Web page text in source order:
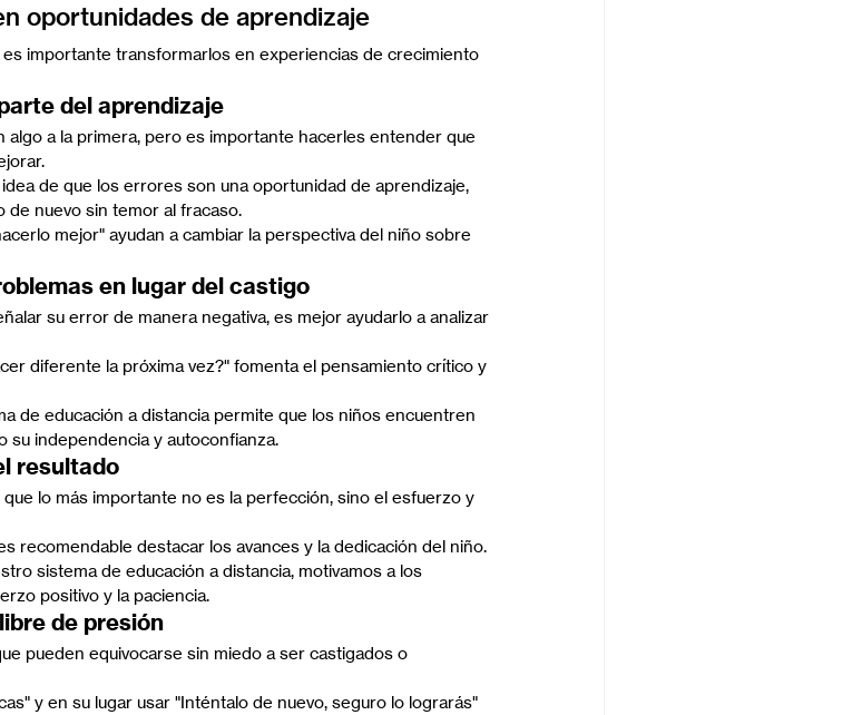
oportunidades de aprendizaje
importante transformarlos en experiencias de crecimiento
del aprendizaje
a la primera, pero es importante hacerles entender que
de que los errores son una oportunidad de aprendizaje,
de nuevo sin temor al fracaso.
mejor" ayudan a cambiar la perspectiva del niño sobre
en lugar del castigo
su error de manera negativa, es mejor ayudarlo a analizar
diferente la próxima vez?" fomenta el pensamiento crítico y
de educación a distancia permite que los niños encuentren
su independencia y autoconfianza.
resultado
lo más importante no es la perfección, sino el esfuerzo y
recomendable destacar los avances y la dedicación del niño.
sistema de educación a distancia, motivamos a los
positivo y la paciencia.
de presión
pueden equivocarse sin miedo a ser castigados o
y en su lugar usar "Inténtalo de nuevo, seguro lo lograrás"